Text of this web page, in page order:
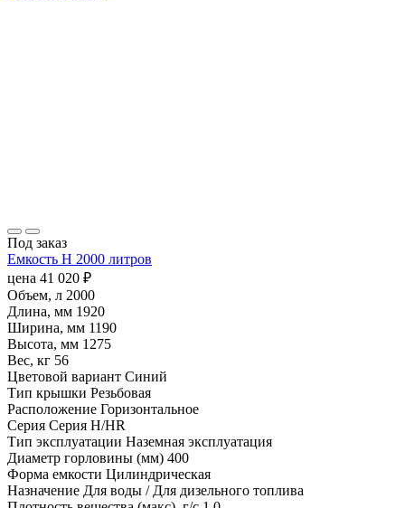
Под заказ
Емкость H 2000 литров
цена 41 020 ₽
Объем, л 2000
Длина, мм 1920
Ширина, мм 1190
Высота, мм 1275
Вес, кг 56
Цветовой вариант Синий
Тип крышки Резьбовая
Расположение Горизонтальное
Серия Серия H/HR
Тип эксплуатации Наземная эксплуатация
Диаметр горловины (мм) 400
Форма емкости Цилиндрическая
Назначение Для воды / Для дизельного топлива